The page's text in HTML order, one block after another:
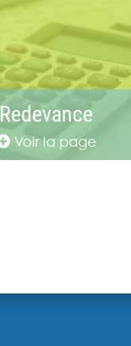
Redevance
Voir la page